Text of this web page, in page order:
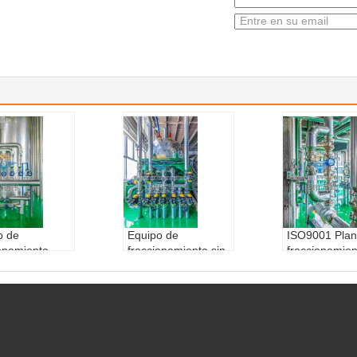
de
de corrosi
Equipo de
fraccionamiento sin
ISO9001